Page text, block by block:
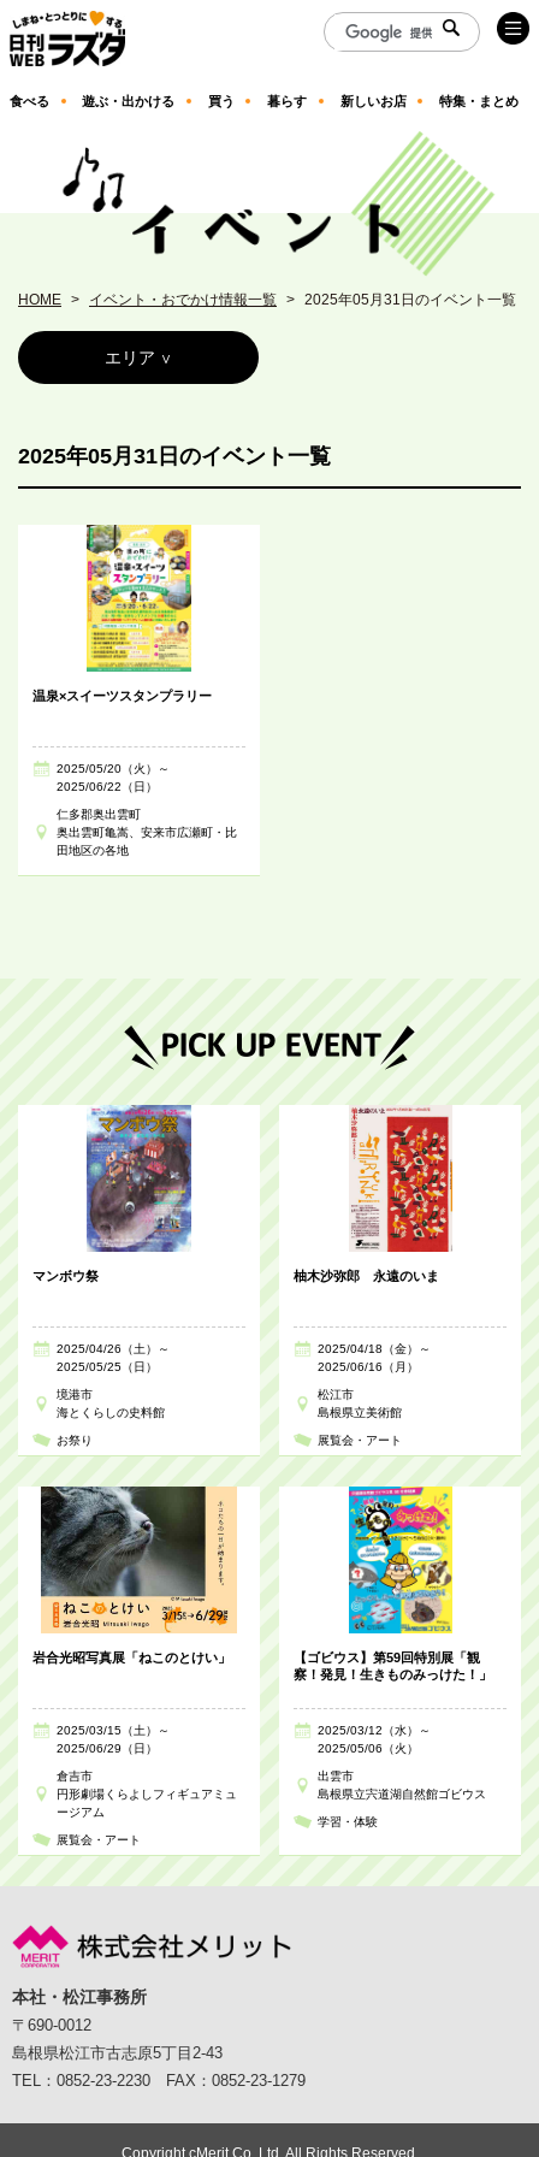
食べる 遊ぶ・出かける 買う 暮らす 新しいお店 特集・まとめ
HOME イベント・おでかけ情報一覧 2025年05月31日のイベント一覧
エリア
2025年05月31日のイベント一覧
温泉×スイーツスタンプラリー
2025/05/20（火）～
2025/06/22（日）
仁多郡奥出雲町
奥出雲町亀嵩、安来市広瀬町・比
田地区の各地
マンボウ祭
2025/04/26（土）～
2025/05/25（日）
境港市
海とくらしの史料館
お祭り
柚木沙弥郎 永遠のいま
2025/04/18（金）～
2025/06/16（月）
松江市
島根県立美術館
展覧会・アート
岩合光昭写真展「ねこのとけい」
2025/03/15（土）～
2025/06/29（日）
倉吉市
円形劇場くらよしフィギュアミュ
ージアム
展覧会・アート
【ゴビウス】第59回特別展「観
察！発見！生きものみっけた！」
2025/03/12（水）～
2025/05/06（火）
出雲市
島根県立宍道湖自然館ゴビウス
学習・体験
本社・松江事務所
〒690-0012
島根県松江市古志原5丁目2-43
TEL：0852-23-2230 FAX：0852-23-1279